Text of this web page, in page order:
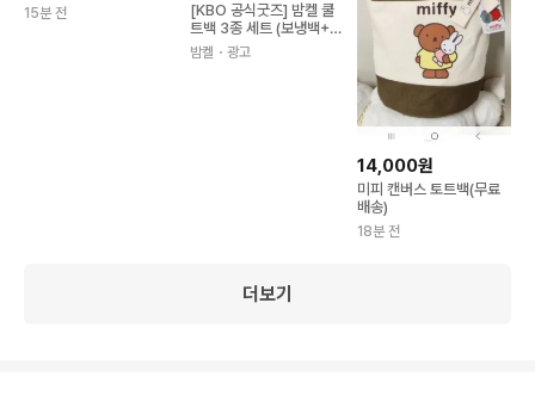
15분 전
[KBO 공식굿즈] 밤켈 쿨
트백 3종 세트 (보냉백+토
트백+자켓 그리퍼)
밤켈 ・광고
14,000원
미피 캔버스 토트백(무료
배송)
18분 전
더보기